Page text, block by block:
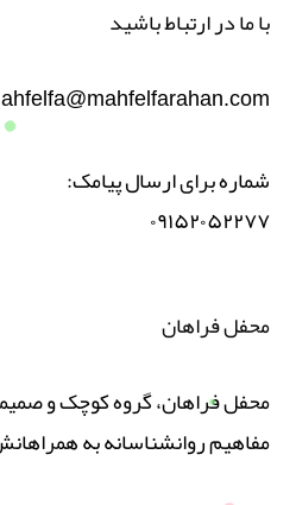
با ما در ارتباط باشید
شماره برای ارسال پیامک:
۰۹۱۵۲۰۵۲۲۷۷
محفل فراهان
محفل فراهان، گروه کوچک و
مفاهیم روانشناسانه به